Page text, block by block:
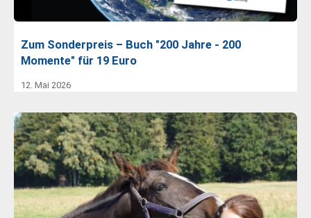
Zum Sonderpreis – Buch "200 Jahre - 200
Momente" für 19 Euro
12. Mai 2026